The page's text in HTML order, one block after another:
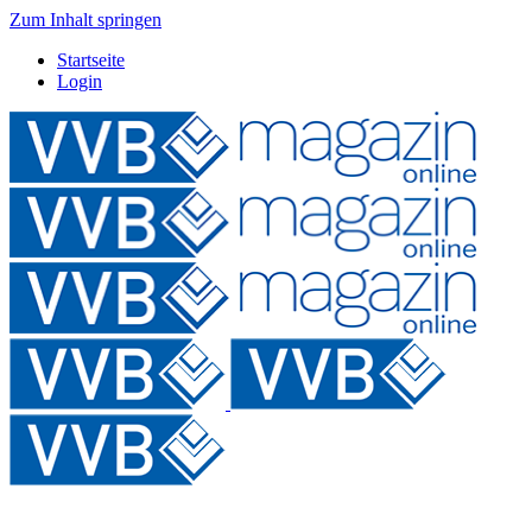
Zum Inhalt springen
Startseite
Login